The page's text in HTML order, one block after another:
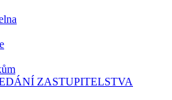
ZASTUPITELSTVA